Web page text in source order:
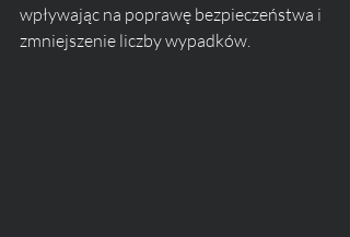
wpływając na poprawę bezpieczeństwa i
zmniejszenie liczby wypadków.